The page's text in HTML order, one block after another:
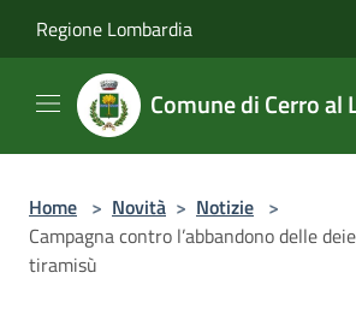
Regione Lombardia
Comune di Cerro al
Home > Novità > Notizie >
Campagna contro l’abbandono delle
tiramisù